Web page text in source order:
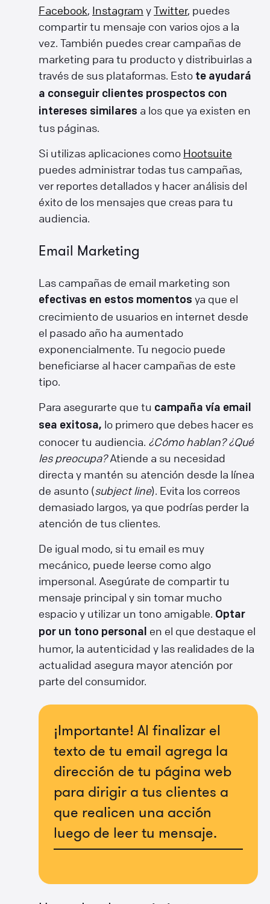
Facebook, Instagram yTwitter, puedes
compartir tu mensaje con varios ojos a la
vez. También puedes crear campañas de
marketing para tu producto y distribuirlas a
través de sus plataformas. Esto te ayudará
a conseguir clientes prospectos con
intereses similares a los que ya existen en
tus páginas.
Si utilizas aplicaciones como Hootsuite
puedes administrar todas tus campañas,
ver reportes detallados y hacer análisis del
éxito de los mensajes que creas para tu
audiencia.
Email Marketing
Las campañas de email marketing son
efectivas en estos momentos ya que el
crecimiento de usuarios en internet desde
el pasado año ha aumentado
exponencialmente. Tu negocio puede
beneficiarse al hacer campañas de este
tipo.
Para asegurarte que tu campaña vía email
sea exitosa, lo primero que debes hacer es
conocer tu audiencia. ¿Cómo hablan? ¿Qué
les preocupa?Atiende a su necesidad
directa y mantén su atención desde la línea
de asunto (subject line). Evita los correos
demasiado largos, ya que podrías perder la
atención de tus clientes.
De igual modo, si tu email es muy
mecánico, puede leerse como algo
impersonal. Asegúrate de compartir tu
mensaje principal y sin tomar mucho
espacio y utilizar un tono amigable. Optar
por un tono personal en el que destaque el
humor, la autenticidad y las realidades de la
actualidad asegura mayor atención por
parte del consumidor.
¡Importante! Al finalizar el
texto de tu email agrega la
dirección de tu página web
para dirigir a tus clientes a
que realicen una acción
luego de leer tu mensaje.